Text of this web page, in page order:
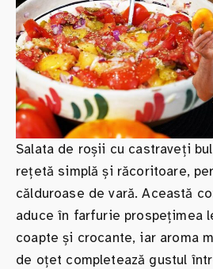
Salata de roșii cu castraveți
rețetă simplă și răcoritoare,
călduroase de vară. Această
aduce în farfurie prospețimea
coapte și crocante, iar aroma
de oțet completează gustul